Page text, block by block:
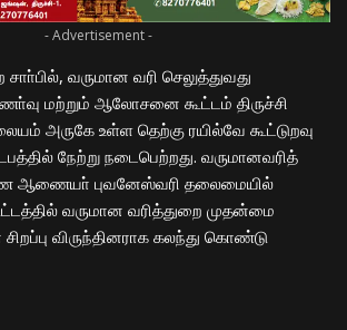
- Advertisement -
வருமான வரி செலுத்துவது
மற்றும் ஆலோசனை கூட்டம் திருச்சி
அருகே உள்ள தெற்கு ரயில்வே கூட்டுறவு
நேற்று நடைபெற்றது. வருமானவரித்
ஆணையா் புவனேஸ்வரி தலைமையில்
வருமான வரித்துறை முதன்மை
விருந்தினராக கலந்து கொண்டு